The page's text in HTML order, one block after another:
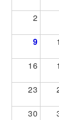
2
9
16
23
30